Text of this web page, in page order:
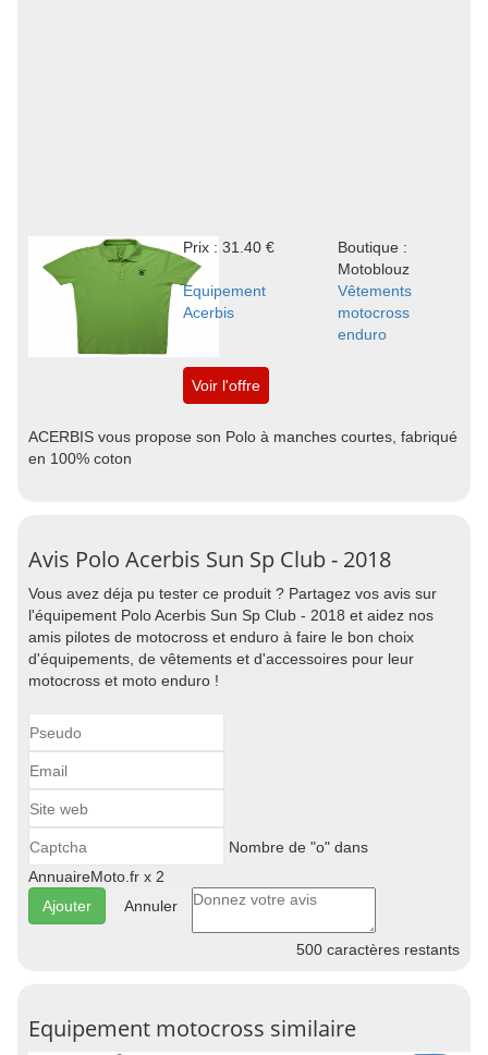
Prix : 31.40 €
Boutique :
Motoblouz
Equipement
Acerbis
Vêtements
motocross
enduro
Voir l'offre
ACERBIS vous propose son Polo à manches courtes, fabriqué
en 100% coton
Avis Polo Acerbis Sun Sp Club - 2018
Vous avez déja pu tester ce produit ? Partagez vos avis sur
l'équipement Polo Acerbis Sun Sp Club - 2018 et aidez nos
amis pilotes de motocross et enduro à faire le bon choix
d'équipements, de vêtements et d'accessoires pour leur
motocross et moto enduro !
Nombre de "o" dans
AnnuaireMoto.fr x 2
Annuler
500 caractères restants
Equipement motocross similaire